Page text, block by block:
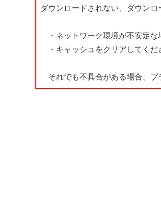
ダウンロードされない、ダウン
・ネットワーク環境が不安定な
・キャッシュをクリアしてくだ
それでも不具合がある場合、ブ